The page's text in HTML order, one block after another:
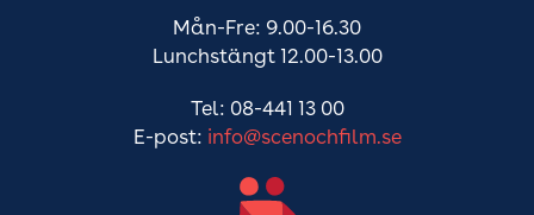
Mån-Fre: 9.00-16.30
Lunchstängt 12.00-13.00
Tel: 08-441 13 00
E-post: info@scenochfilm.se